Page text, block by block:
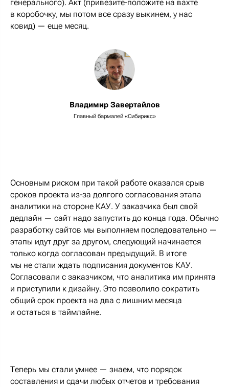
генерального). Акт (привезите-положите на вахте
в коробочку, мы потом все сразу выкинем, у нас
ковид) — еще месяц.
Владимир Завертайлов
Главный бармалей «Сибирикс»
Основным риском при такой работе оказался срыв
сроков проекта из-за долгого согласования этапа
аналитики на стороне КАУ. У заказчика был свой
дедлайн — сайт надо запустить до конца года. Обычно
разработку сайтов мы выполняем последовательно —
этапы идут друг за другом, следующий начинается
только когда согласован предыдущий. В итоге
мы не стали ждать подписания документов КАУ.
Согласовали с заказчиком, что аналитика им принята
и приступили к дизайну. Это позволило сократить
общий срок проекта на два с лишним месяца
и остаться в таймлайне.
Теперь мы стали умнее — знаем, что порядок
составления и сдачи любых отчетов и требования